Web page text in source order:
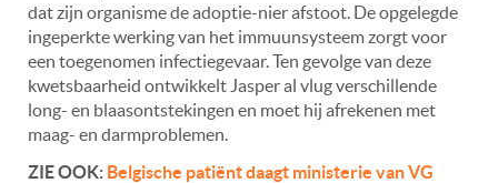
dat zijn organisme de adoptie-nier afstoot. De opgelegde
ingeperkte werking van het immuunsysteem zorgt voor
een toegenomen infectiegevaar. Ten gevolge van deze
kwetsbaarheid ontwikkelt Jasper al vlug verschillende
long- en blaasontstekingen en moet hij afrekenen met
maag- en darmproblemen.
ZIE OOK: Belgische patiënt daagt ministerie van VG